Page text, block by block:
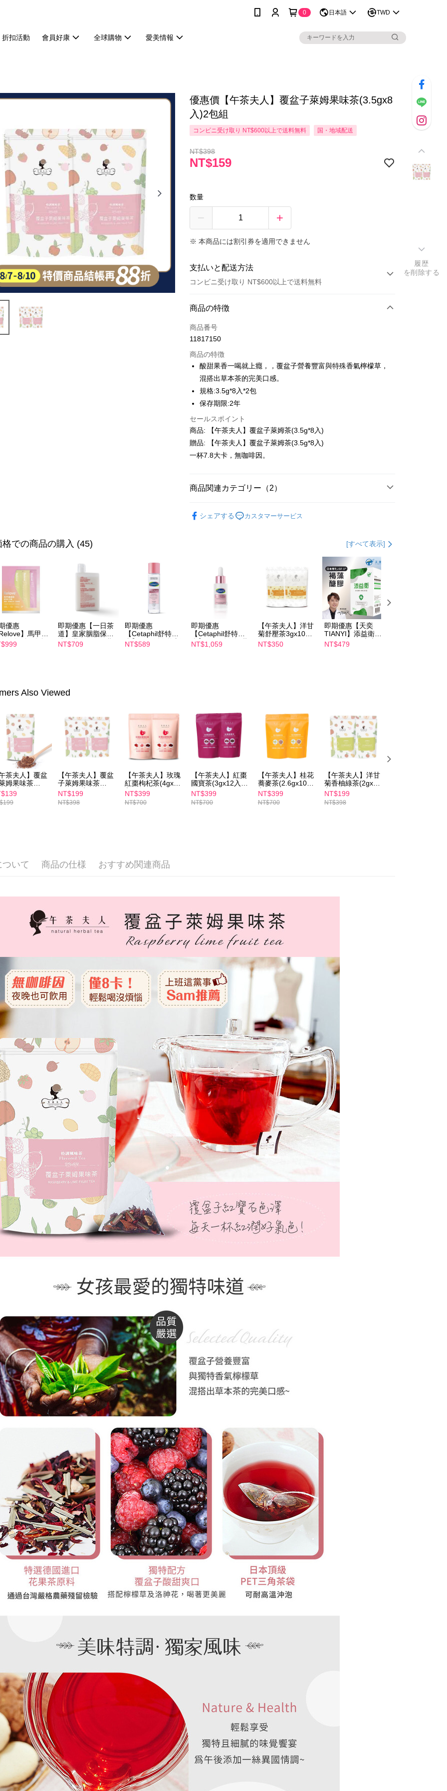
0 日本語 TWD
折扣活動 會員好康 全球購物 愛美情報
優惠價【午茶夫人】覆盆子萊姆果味茶(3.5gx8
入)2包組
コンビニ受け取り NT$600以上で送料無料 国・地域配送
NT$398
NT$159
数量
※ 本商品には割引券を適用できません
支払いと配送方法
コンビニ受け取り NT$600以上で送料無料
お支払い方法
クレジットカード1回払い
コンビニ店頭代金引換
LINE Pay
Apple Pay
JKOPAY
Easy Wallet
Google Pay
Plus Pay
説明
一、 AFTEE代金後払いについて
ドウが表示されます。
2.SMSで認証してお支払い手続を進めてください。
4.ご注文が完了すると、携帯に支払い通知のSMSが届きます。アプリ会
員の場合は、AFTEE アプリプッシュ通知が届きます。
5.商品受け取り時のお支払いは不要です。商品を確かめてから、SMSま
たはアプリの通知に従って、4大コンビニ、またはATM/オンラインバンキ
ングでお支払いください。
代金納付期限は最短で 14 日以内ですので、ご注意ください。AFTEE ア
プリをダウンロードして AFTEE 会員になるとお支払い期限を最長 45 日
お支払期限は、ショップが請求した期日と、AFTEEで延長できる日数を
もとに計算されます。AFTEEで注文すると、商品を受け取るまで支払い
2.決済金額は最低NT$20です。
3.現在、台湾の会員のみご利用いただけます。
三、利用規約「AFTEE代金後払い」（以下当サービスという）はネット
プロテクションズ（以下 AFTEE という）が提供し、AFTEEが代金を徴収
文者の氏名、電話番号、受取人の氏名、電話番号、受取人住所を含むが
これに限らない）は、AFTEEに渡され当サービスで必要な範囲内で利用
されます。AFTEEの個人情報の収集、処理、利用について、詳細は
AFTEE公式ホームページの『個人情報の収集、処理及び利用に関する声
意いただけない場合は、当サービスを選択しないでください。
付款後全家取貨
配送毎にNT$100、NT$600以上で送料無料
配送毎にNT$100、NT$600以上で送料無料
付款後萊爾富取貨
付款後7-11取貨
配送毎にNT$100、NT$600以上で送料無料
宅配
配送毎にNT$100、NT$600以上で送料無料
離島配送
配送毎にNT$150、NT$1,500以上で送料無料
海外配送
商品の特徴
商品番号
11817150
商品の特徴
酸甜果香一喝就上癮，，覆盆子營養豐富與特殊香氣檸檬草，
混搭出草本茶的完美口感。
規格:3.5g*8入*2包
保存期限:2年
セールスポイント
商品: 【午茶夫人】覆盆子萊姆茶(3.5g*8入)
贈品: 【午茶夫人】覆盆子萊姆茶(3.5g*8入)
一杯7.8大卡，無咖啡因。
商品関連カテゴリー（2）
シェアする カスタマーサービス
格での商品の購入 (45) [すべて表示]
優惠
Relove】馬甲纖
24包/盒-綜合
味(效期2027-
即期優惠【一日茶
道】皇家胭脂保濕
沐浴乳600ml 效期
2027/2/19
NT$709
即期優惠
【Cetaphil舒特
膚】BHR淨白煥新
化妝水 150mL 效
NT$589
即期優惠
【Cetaphil舒特
膚】BHR淨白無暇
精華液 30ml 效期
NT$1,059
【午茶夫人】洋甘
菊舒壓茶3gx10入/
包 x2
NT$350
即期優惠【天奕
TIANYI】添益衛
(30粒/盒) 日本專
利JSF-1®褐藻醣
NT$479
Also Viewed
午茶夫人】覆盆
姆果味茶
入)
【午茶夫人】覆盆
子萊姆果味茶
(3.5gx8入)兩件組
NT$199
NT$398
【午茶夫人】玫瑰
紅棗枸杞茶(4gx10
入)2包組
NT$399
NT$700
【午茶夫人】紅棗
國寶茶(3gx12入)2
包組
NT$399
NT$700
【午茶夫人】桂花
蕎麥茶(2.6gx10
入)2包組
NT$399
NT$700
【午茶夫人】洋甘
菊香柚綠茶(2gx8
入)2包組
NT$199
NT$398
いて 商品の仕様 おすすめ関連商品
履歴
を削除する